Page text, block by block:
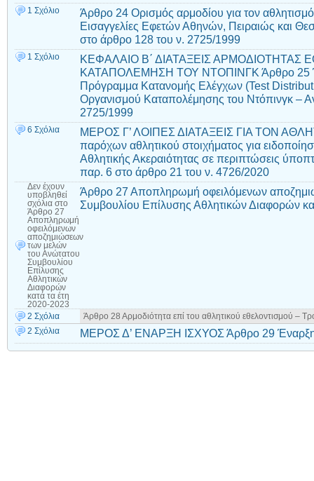
1 Σχόλιο
Άρθρο 24 Ορισμός αρμοδίου για τον
Εισαγγελίες Εφετών Αθηνών, Πειραιώς και
στο άρθρο 128 του ν. 2725/1999
1 Σχόλιο
ΚΕΦΑΛΑΙΟ Β΄ ΔΙΑΤΑΞΕΙΣ ΑΡΜΟΔΙΟΤΗΤΑΣ
ΚΑΤΑΠΟΛΕΜΗΣΗ ΤΟΥ ΝΤΟΠΙΝΓΚ Άρθρο 25
Πρόγραμμα Κατανομής Ελέγχων (Test
Οργανισμού Καταπολέμησης του Ντόπινγκ –
2725/1999
6 Σχόλια
ΜΕΡΟΣ Γ’ ΛΟΙΠΕΣ ΔΙΑΤΑΞΕΙΣ ΓΙΑ ΤΟΝ
παρόχων αθλητικού στοιχήματος για
Αθλητικής Ακεραιότητας σε περιπτώσεις
παρ. 6 στο άρθρο 21 του ν. 4726/2020
Δεν έχουν
υποβληθεί
σχόλια στο
Άρθρο 27
Αποπληρωμή
οφειλόμενων
αποζημιώσεων
των μελών
του Ανώτατου
Συμβουλίου
Επίλυσης
Αθλητικών
Διαφορών
κατά τα έτη
2020-2023
Άρθρο 27 Αποπληρωμή οφειλόμενων
Συμβουλίου Επίλυσης Αθλητικών Διαφορών
2 Σχόλια
Άρθρο 28 Αρμοδιότητα επί του αθλητικού εθελοντισμού –
2 Σχόλια
ΜΕΡΟΣ Δ’ ΕΝΑΡΞΗ ΙΣΧΥΟΣ Άρθρο 29 Έναρξη